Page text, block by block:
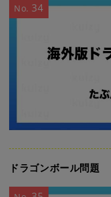
No. 34
ドラゴンボール問題